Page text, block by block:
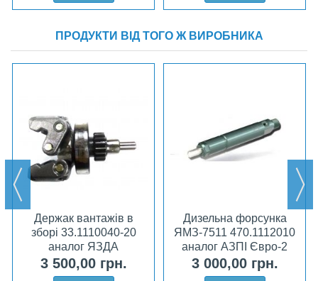
ПРОДУКТИ ВІД ТОГО Ж ВИРОБНИКА
Держак вантажів в
зборі 33.1110040-20
аналог ЯЗДА
3 500,00 грн.
Дизельна форсунка
ЯМЗ-7511 470.1112010
аналог АЗПІ Євро-2
3 000,00 грн.